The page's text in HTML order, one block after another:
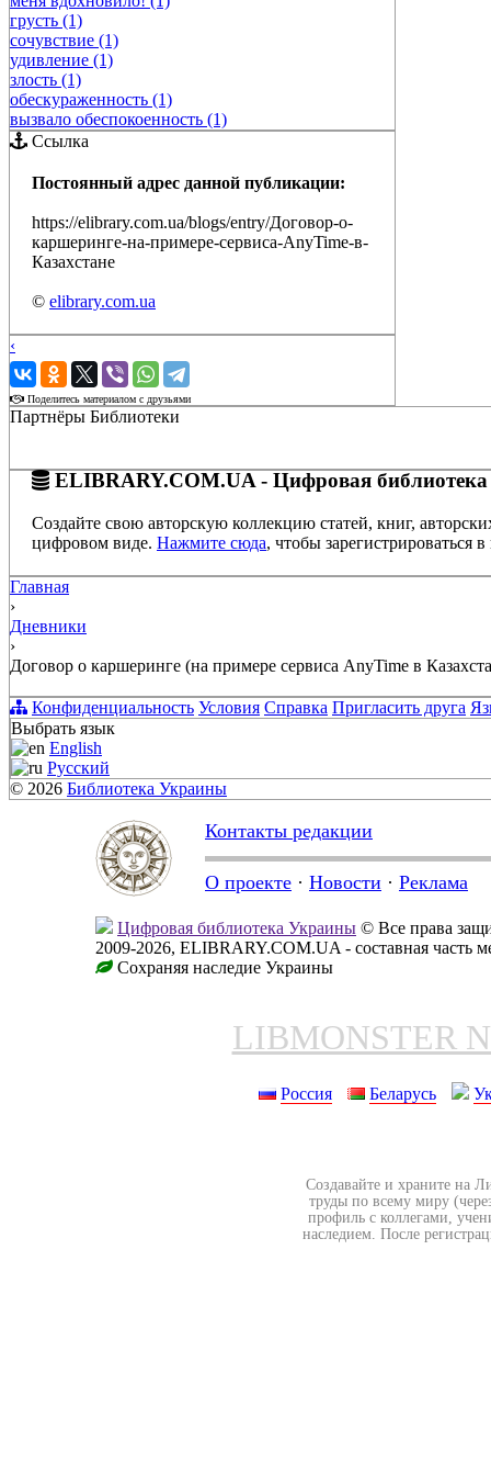
грусть (1)
сочувствие (1)
удивление (1)
злость (1)
обескураженность (1)
вызвало обеспокоенность (1)
Ссылка
Постоянный адрес данной публикации:
https://elibrary.com.ua/blogs/entry/Договор-о-
каршеринге-на-примере-сервиса-AnyTime-в-
Казахстане
© elibrary.com.ua
‹
›
Поделитесь материалом с друзьями
Партнёры Библиотеки
ELIBRARY.COM.UA - Цифровая библиотека
Создайте свою авторскую коллекцию статей, книг,
цифровом виде. Нажмите сюда, чтобы зарегистрироваться в
Главная
›
Дневники
›
Договор о каршеринге (на примере сервиса AnyTime в
Конфиденциальность Условия Справка Пригласить друга
Выбрать язык
English
Русский
© 2026 Библиотека Украины
Контакты редакции
О проекте · Новости · Реклама
Цифровая библиотека Украины © Все права
2009-2026, ELIBRARY.COM.UA - составная часть
Сохраняя наследие Украины
LIBMONSTER
Россия Беларусь
Создавайте и храните на
труды по всему миру
профиль с коллегами,
наследием. После